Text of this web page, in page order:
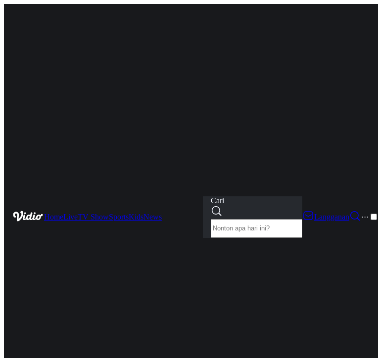
HomeLiveTV ShowSportsKidsNews
Cari
Langganan
···